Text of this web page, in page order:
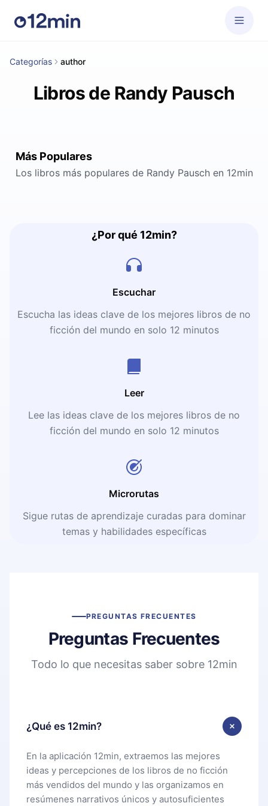
Categorías author
Libros de Randy Pausch
Más Populares
Los libros más populares de Randy Pausch en 12min
¿Por qué 12min?
Escuchar
Escucha las ideas clave de los mejores libros de no
ficción del mundo en solo 12 minutos
Leer
Lee las ideas clave de los mejores libros de no
ficción del mundo en solo 12 minutos
Microrutas
Sigue rutas de aprendizaje curadas para dominar
temas y habilidades específicas
PREGUNTAS FRECUENTES
Preguntas Frecuentes
Todo lo que necesitas saber sobre 12min
¿Qué es 12min?
En la aplicación 12min, extraemos las mejores
ideas y percepciones de los libros de no ficción
más vendidos del mundo y las organizamos en
resúmenes narrativos únicos y autosuficientes